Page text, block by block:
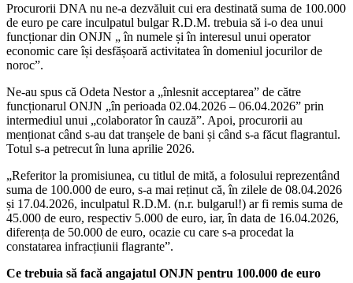
Procurorii DNA nu ne-a dezvăluit cui era destinată suma de 100.000
de euro pe care inculpatul bulgar R.D.M. trebuia să i-o dea unui
funcționar din ONJN „ în numele și în interesul unui operator
economic care își desfășoară activitatea în domeniul jocurilor de
noroc”.
Ne-au spus că Odeta Nestor a „înlesnit acceptarea” de către
funcționarul ONJN „în perioada 02.04.2026 – 06.04.2026” prin
intermediul unui „colaborator în cauză”. Apoi, procurorii au
menționat când s-au dat tranșele de bani și când s-a făcut flagrantul.
Totul s-a petrecut în luna aprilie 2026.
„Referitor la promisiunea, cu titlul de mită, a folosului reprezentând
suma de 100.000 de euro, s-a mai reținut că, în zilele de 08.04.2026
și 17.04.2026, inculpatul R.D.M. (n.r. bulgarul!) ar fi remis suma de
45.000 de euro, respectiv 5.000 de euro, iar, în data de 16.04.2026,
diferența de 50.000 de euro, ocazie cu care s-a procedat la
constatarea infracțiunii flagrante”.
Ce trebuia să facă angajatul ONJN pentru 100.000 de euro